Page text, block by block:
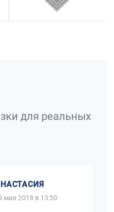
для реальных
мая 2018 в 13:50